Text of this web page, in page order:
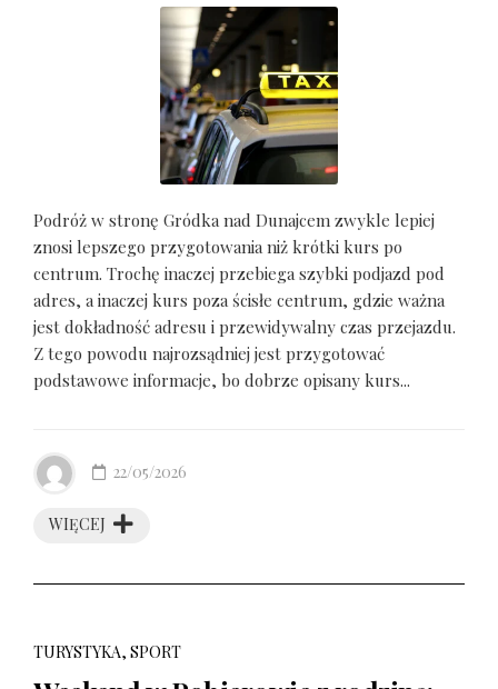
Podróż w stronę Gródka nad Dunajcem zwykle lepiej
znosi lepszego przygotowania niż krótki kurs po
centrum. Trochę inaczej przebiega szybki podjazd pod
adres, a inaczej kurs poza ścisłe centrum, gdzie ważna
jest dokładność adresu i przewidywalny czas przejazdu.
Z tego powodu najrozsądniej jest przygotować
podstawowe informacje, bo dobrze opisany kurs...
WIĘCEJ
22/05/2026
TURYSTYKA, SPORT